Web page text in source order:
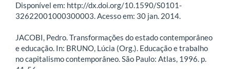
Disponível em: http://dx.doi.org/10.1590/S0101-
32622001000300003. Acesso em: 30 jan. 2014.
JACOBI, Pedro. Transformações do estado contemporâneo
e educação. In: BRUNO, Lúcia (Org.). Educação e trabalho
no capitalismo contemporâneo. São Paulo: Atlas, 1996. p.